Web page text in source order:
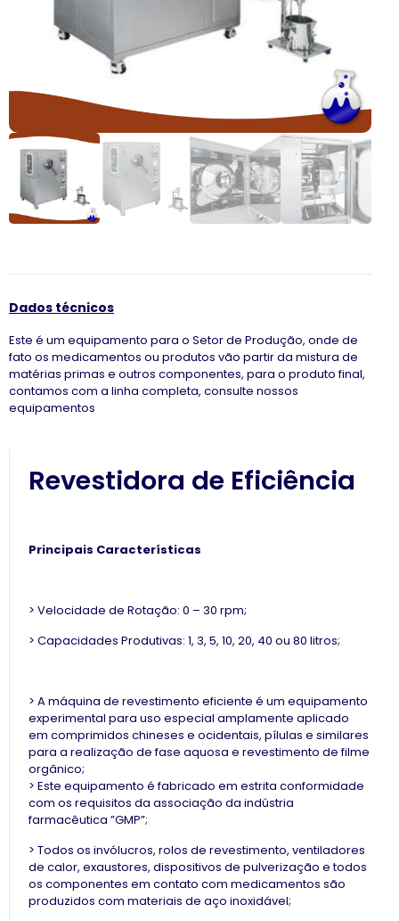
Dados técnicos
Este é um equipamento para o Setor de Produção, onde de
fato os medicamentos ou produtos vão partir da mistura de
matérias primas e outros componentes, para o produto final,
contamos com a linha completa, consulte nossos
equipamentos
Revestidora de Eficiência
Principais Características
> Velocidade de Rotação: 0 – 30 rpm;
> Capacidades Produtivas: 1, 3, 5, 10, 20, 40 ou 80 litros;
> A máquina de revestimento eficiente é um equipamento
experimental para uso especial amplamente aplicado
em comprimidos chineses e ocidentais, pílulas e similares
para a realização de fase aquosa e revestimento de filme
orgânico;
> Este equipamento é fabricado em estrita conformidade
com os requisitos da associação da indústria
farmacêutica ”GMP”;
> Todos os invólucros, rolos de revestimento, ventiladores
de calor, exaustores, dispositivos de pulverização e todos
os componentes em contato com medicamentos são
produzidos com materiais de aço inoxidável;